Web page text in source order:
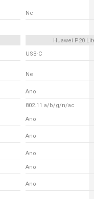
Ne
Huawei P20
USB-C
Ne
Ano
802.11 a/b/g/n/ac
Ano
Ano
Ano
Ano
Ano